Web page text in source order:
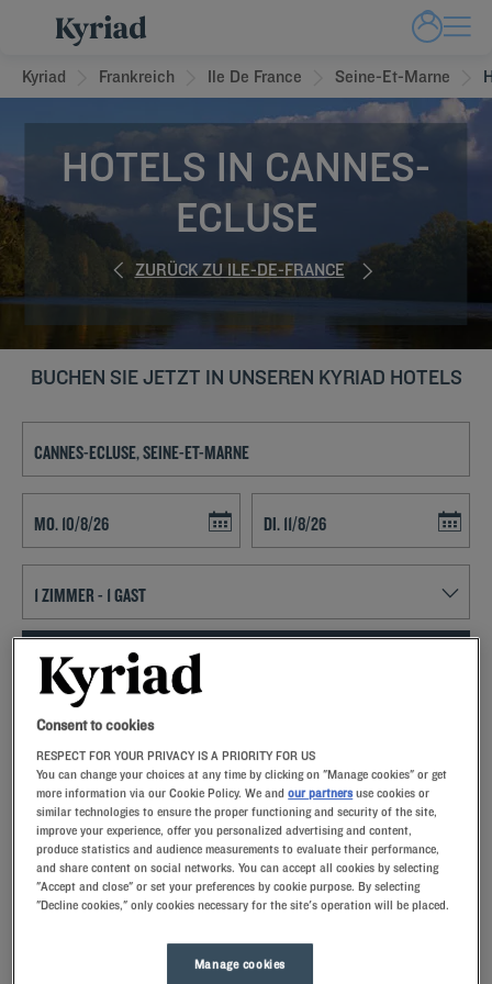
Kyriad Frankreich Ile De France Seine-Et-Marne
HOTELS IN CANNES-
ECLUSE
ZURÜCK ZU ILE-DE-FRANCE
BUCHEN SIE JETZT IN UNSEREN KYRIAD HOTELS
FINDEN SIE EIN HOTEL
Spezialcode hinzufügen
Lust auf ein entspanntes Wochenende in Cannes-Ecluse? Dann
buchen Sie doch ein Zimmer im Kyriad-Hotel und lernen Sie
Frankreichs drittgrößte Stadt kennen!
Unsere Hotels in Cannes-Ecluse
Lassen Sie sich verwöhnen – entdecken Sie unsere Kyriad-
Consent to cookies
RESPECT FOR YOUR PRIVACY IS A PRIORITY FOR US
You can change your choices at any time by clicking on "Manage cookies" or get
more information via our Cookie Policy. We andour partners use cookies or
similar technologies to ensure the proper functioning and security of the site,
improve your experience, offer you personalized advertising and content,
produce statistics and audience measurements to evaluate their performance,
and share content on social networks. You can accept all cookies by selecting
"Accept and close" or set your preferences by cookie purpose. By selecting
"Decline cookies," only cookies necessary for the site's operation will be placed.
Manage cookies